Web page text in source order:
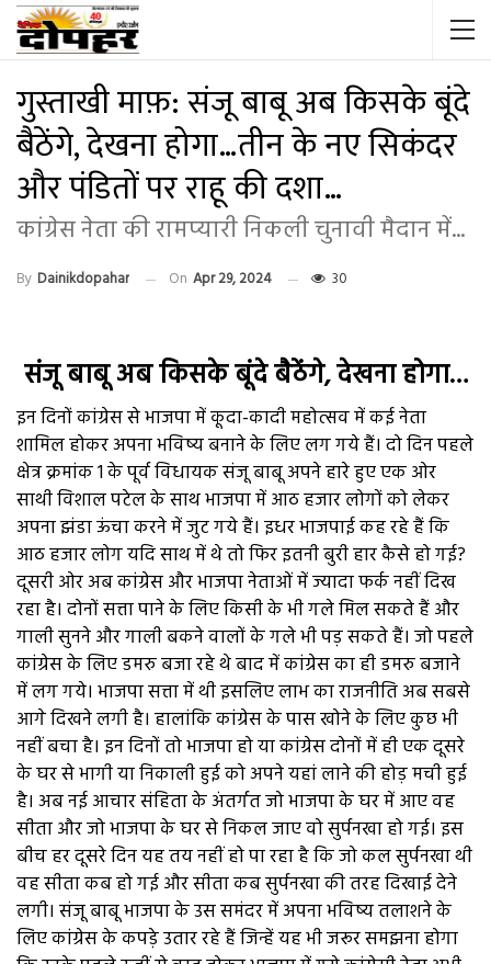
गुस्ताखी माफ़: संजू बाबू अब किसके बूंदे
बैठेंगे, देखना होगा…तीन के नए सिकंदर
और पंडितों पर राहू की दशा…
कांग्रेस नेता की रामप्यारी निकली चुनावी मैदान में...
By Dainikdopahar On Apr 29, 2024 30
संजू बाबू अब किसके बूंदे बैठेंगे, देखना होगा…
इन दिनों कांग्रेस से भाजपा में कूदा-कादी महोत्सव में कई नेता
शामिल होकर अपना भविष्य बनाने के लिए लग गये हैं। दो दिन पहले
क्षेत्र क्रमांक 1 के पूर्व विधायक संजू बाबू अपने हारे हुए एक ओर
साथी विशाल पटेल के साथ भाजपा में आठ हजार लोगों को लेकर
अपना झंडा ऊंचा करने में जुट गये हैं। इधर भाजपाई कह रहे हैं कि
आठ हजार लोग यदि साथ में थे तो फिर इतनी बुरी हार कैसे हो गई?
दूसरी ओर अब कांग्रेस और भाजपा नेताओं में ज्यादा फर्क नहीं दिख
रहा है। दोनों सत्ता पाने के लिए किसी के भी गले मिल सकते हैं और
गाली सुनने और गाली बकने वालों के गले भी पड़ सकते हैं। जो पहले
कांग्रेस के लिए डमरु बजा रहे थे बाद में कांग्रेस का ही डमरु बजाने
में लग गये। भाजपा सत्ता में थी इसलिए लाभ का राजनीति अब सबसे
आगे दिखने लगी है। हालांकि कांग्रेस के पास खोने के लिए कुछ भी
नहीं बचा है। इन दिनों तो भाजपा हो या कांग्रेस दोनों में ही एक दूसरे
के घर से भागी या निकाली हुई को अपने यहां लाने की होड़ मची हुई
है। अब नई आचार संहिता के अंतर्गत जो भाजपा के घर में आए वह
सीता और जो भाजपा के घर से निकल जाए वो सुर्पनखा हो गई। इस
बीच हर दूसरे दिन यह तय नहीं हो पा रहा है कि जो कल सुर्पनखा थी
वह सीता कब हो गई और सीता कब सुर्पनखा की तरह दिखाई देने
लगी। संजू बाबू भाजपा के उस समंदर में अपना भविष्य तलाशने के
लिए कांग्रेस के कपड़े उतार रहे हैं जिन्हें यह भी जरूर समझना होगा